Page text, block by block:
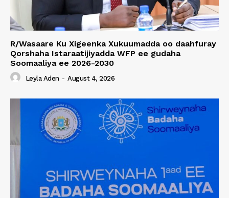
R/Wasaare Ku Xigeenka Xukuumadda oo daahfuray
Qorshaha Istaraatijiyadda WFP ee gudaha
Soomaaliya ee 2026-2030
Leyla Aden - August 4, 2026